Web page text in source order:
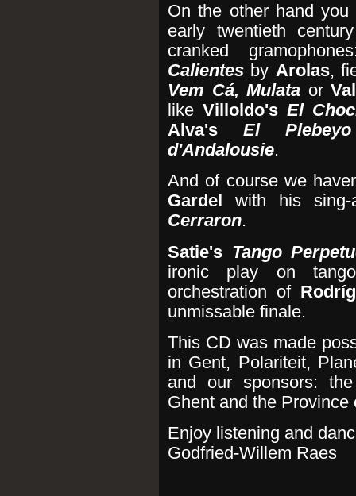
On the other hand
early twentieth
cranked
Calientes by Arolas,
Vem Cá, Mulata or
like Villoldo's El
Alva's
El Plebeyo
d'Andalousie.
And of course we
Gardel
with his
Cerraron.
Satie's Tango
ironic play on
orchestration of
unmissable finale.
This CD was made
in Gent, Polariteit,
and our sponsors:
Ghent and the Province
Enjoy listening and
Godfried-Willem Raes